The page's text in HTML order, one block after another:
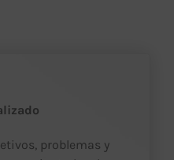
problemas y